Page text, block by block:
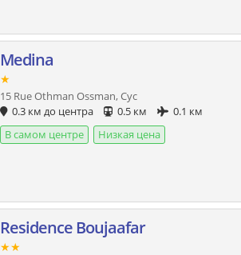
Medina
★
15 Rue Othman Ossman, Сус
0.3 км до центра
0.5 км
0.1 км
В самом центре
Низкая цена
Residence Boujaafar
★★